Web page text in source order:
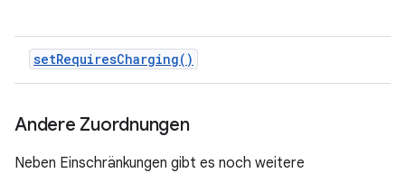
setRequiresCharging()
Andere Zuordnungen
Neben Einschränkungen gibt es noch weitere